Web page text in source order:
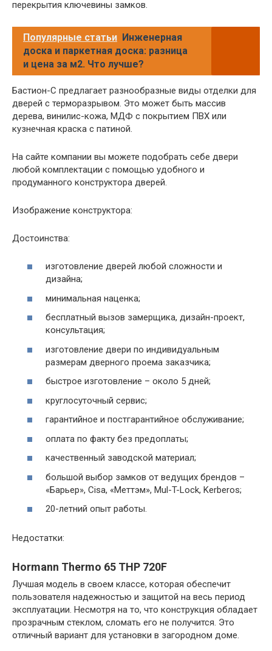
перекрытия ключевины замков.
Популярные статьи Инженерная
доска и паркетная доска: разница
и цена за м2. Что лучше?
Бастион-С предлагает разнообразные виды отделки для
дверей с терморазрывом. Это может быть массив
дерева, винилис-кожа, МДФ с покрытием ПВХ или
кузнечная краска с патиной.
На сайте компании вы можете подобрать себе двери
любой комплектации с помощью удобного и
продуманного конструктора дверей.
Изображение конструктора:
Достоинства:
изготовление дверей любой сложности и
дизайна;
минимальная наценка;
бесплатный вызов замерщика, дизайн-проект,
консультация;
изготовление двери по индивидуальным
размерам дверного проема заказчика;
быстрое изготовление – около 5 дней;
круглосуточный сервис;
гарантийное и постгарантийное обслуживание;
оплата по факту без предоплаты;
качественный заводской материал;
большой выбор замков от ведущих брендов –
«Барьер», Cisa, «Меттэм», Mul-T-Lock, Kerberos;
20-летний опыт работы.
Недостатки:
Hormann Thermo 65 THP 720F
Лучшая модель в своем классе, которая обеспечит
пользователя надежностью и защитой на весь период
эксплуатации. Несмотря на то, что конструкция обладает
прозрачным стеклом, сломать его не получится. Это
отличный вариант для установки в загородном доме.